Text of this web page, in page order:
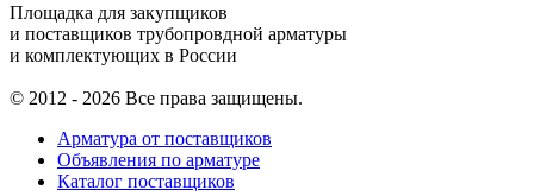
Площадка для закупщиков
и поставщиков трубопровдной арматуры
и комплектующих в России
© 2012 - 2026 Все права защищены.
Арматура от поставщиков
Объявления по арматуре
Каталог поставщиков